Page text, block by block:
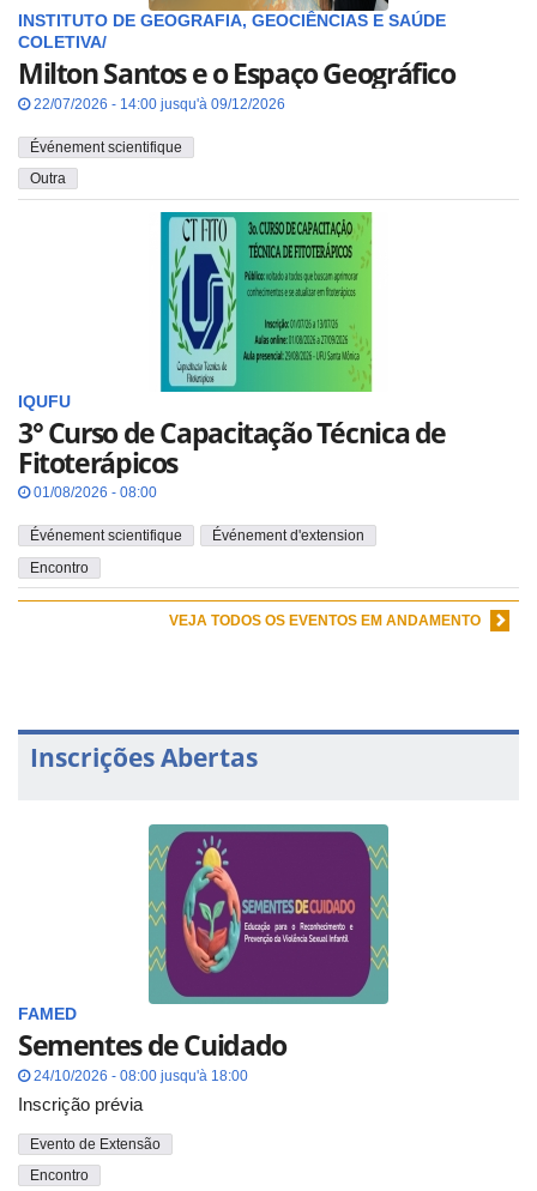
INSTITUTO DE GEOGRAFIA, GEOCIÊNCIAS E SAÚDE
COLETIVA/
Milton Santos e o Espaço Geográfico
22/07/2026 - 14:00 jusqu'à 09/12/2026
Événement scientifique
Outra
IQUFU
3° Curso de Capacitação Técnica de
Fitoterápicos
01/08/2026 - 08:00
Événement scientifique
Événement d'extension
Encontro
VEJA TODOS OS EVENTOS EM ANDAMENTO
Inscrições Abertas
FAMED
Sementes de Cuidado
24/10/2026 - 08:00 jusqu'à 18:00
Inscrição prévia
Evento de Extensão
Encontro